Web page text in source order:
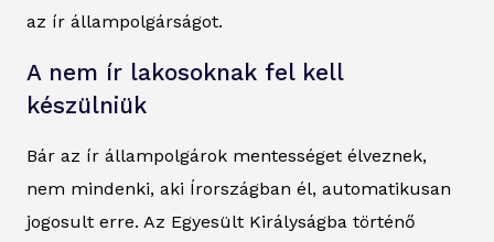
az ír állampolgárságot.
A nem ír lakosoknak fel kell
készülniük
Bár az ír állampolgárok mentességet élveznek,
nem mindenki, aki Írországban él, automatikusan
jogosult erre. Az Egyesült Királyságba történő